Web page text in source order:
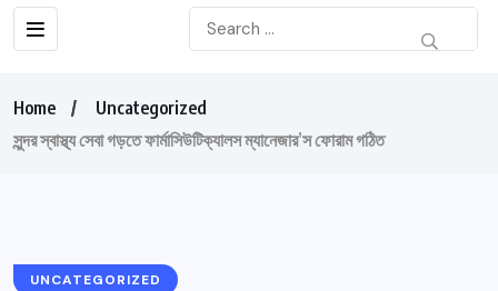
Home
Uncategorized
সুন্দর স্বাস্থ্য সেবা গড়তে ফার্মাসিউটিক্যালস ম্যানেজার’স ফোরাম গঠিত
UNCATEGORIZED